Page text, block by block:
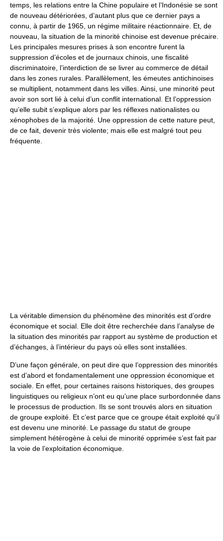
temps, les relations entre la Chine populaire et l’Indonésie se sont
de nouveau détériorées, d’autant plus que ce dernier pays a
connu, à partir de 1965, un régime militaire réactionnaire. Et, de
nouveau, la situation de la minorité chinoise est devenue précaire.
Les principales mesures prises à son encontre furent la
suppression d’écoles et de journaux chinois, une fiscalité
discriminatoire, l’interdiction de se livrer au commerce de détail
dans les zones rurales. Parallèlement, les émeutes antichinoises
se multiplient, notamment dans les villes. Ainsi, une minorité peut
avoir son sort lié à celui d’un conflit international. Et l’oppression
qu’elle subit s’explique alors par les réflexes nationalistes ou
xénophobes de la majorité. Une oppression de cette nature peut,
de ce fait, devenir très violente; mais elle est malgré tout peu
fréquente.
La véritable dimension du phénomène des minorités est d’ordre
économique et social. Elle doit être recherchée dans l’analyse de
la situation des minorités par rapport au système de production et
d’échanges, à l’intérieur du pays où elles sont installées.
D’une façon générale, on peut dire que l’oppression des minorités
est d’abord et fondamentalement une oppression économique et
sociale. En effet, pour certaines raisons historiques, des groupes
linguistiques ou religieux n’ont eu qu’une place surbordonnée dans
le processus de production. Ils se sont trouvés alors en situation
de groupe exploité. Et c’est parce que ce groupe était exploité qu’il
est devenu une minorité. Le passage du statut de groupe
simplement hétérogène à celui de minorité opprimée s’est fait par
la voie de l’exploitation économique.